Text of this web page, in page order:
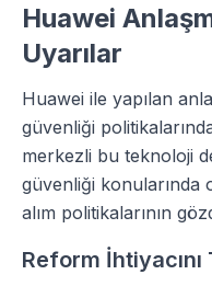
Huawei
Uyarılar
Huawei ile yapılan
güvenliği
merkezli bu teknoloji
güvenliği
alım politikalarının
Reform